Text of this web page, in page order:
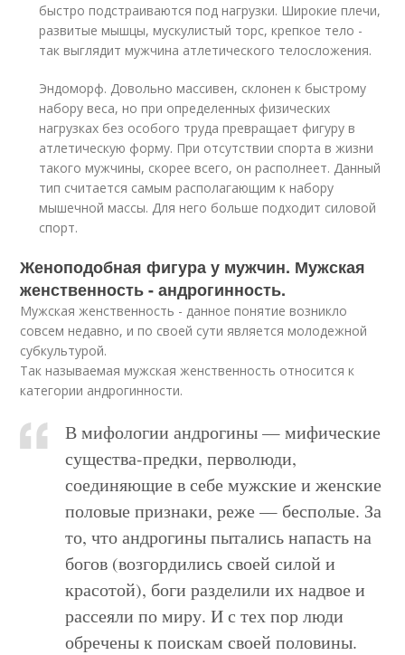
быстро подстраиваются под нагрузки. Широкие плечи,
развитые мышцы, мускулистый торс, крепкое тело -
так выглядит мужчина атлетического телосложения.
Эндоморф. Довольно массивен, склонен к быстрому
набору веса, но при определенных физических
нагрузках без особого труда превращает фигуру в
атлетическую форму. При отсутствии спорта в жизни
такого мужчины, скорее всего, он располнеет. Данный
тип считается самым располагающим к набору
мышечной массы. Для него больше подходит силовой
спорт.
Женоподобная фигура у мужчин. Мужская
женственность - андрогинность.
Мужская женственность - данное понятие возникло
совсем недавно, и по своей сути является молодежной
субкультурой.
Так называемая мужская женственность относится к
категории андрогинности.
В мифологии андрогины — мифические
существа-предки, перволюди,
соединяющие в себе мужские и женские
половые признаки, реже — бесполые. За
то, что андрогины пытались напасть на
богов (возгордились своей силой и
красотой), боги разделили их надвое и
рассеяли по миру. И с тех пор люди
обречены к поискам своей половины.